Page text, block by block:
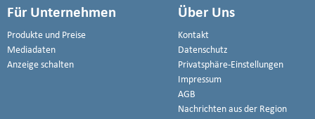
Für Unternehmen
Produkte und Preise
Mediadaten
Anzeige schalten
Über Uns
Kontakt
Datenschutz
Privatsphäre-Einstellungen
Impressum
AGB
Nachrichten aus der Region